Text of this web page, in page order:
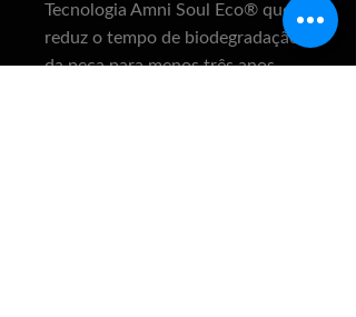
Tecnologia Amni Soul Eco® que
reduz o tempo de biodegradação
da peça para menos três anos